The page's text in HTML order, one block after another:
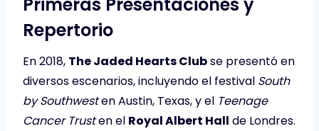
Repertorio
En 2018, The Jaded Hearts Clubse presentó en
diversos escenarios, incluyendo el festival South
by Southwesten Austin, Texas, y el Teenage
Cancer Trusten el Royal Albert Hall de Londres.